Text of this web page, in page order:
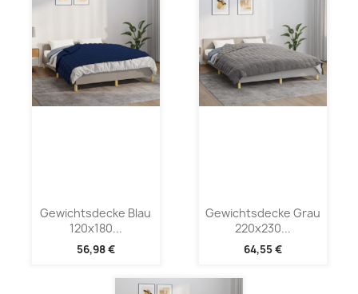
Gewichtsdecke Blau
120x180...
56,98 €
Gewichtsdecke Grau
220x230...
64,55 €